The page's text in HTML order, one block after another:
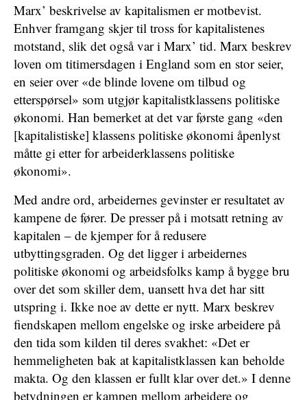
Marx’ beskrivelse av kapitalismen er motbevist.
Enhver framgang skjer til tross for kapitalistenes
motstand, slik det også var i Marx’ tid. Marx beskrev
loven om titimersdagen i England som en stor seier,
en seier over «de blinde lovene om tilbud og
etterspørsel» som utgjør kapitalistklassens politiske
økonomi. Han bemerket at det var første gang «den
[kapitalistiske] klassens politiske økonomi åpenlyst
måtte gi etter for arbeiderklassens politiske
økonomi».
Med andre ord, arbeidernes gevinster er resultatet av
kampene de fører. De presser på i motsatt retning av
kapitalen – de kjemper for å redusere
utbyttingsgraden. Og det ligger i arbeidernes
politiske økonomi og arbeidsfolks kamp å bygge bru
over det som skiller dem, uansett hva det har sitt
utspring i. Ikke noe av dette er nytt. Marx beskrev
fiendskapen mellom engelske og irske arbeidere på
den tida som kilden til deres svakhet: «Det er
hemmeligheten bak at kapitalistklassen kan beholde
makta. Og den klassen er fullt klar over det.» I denne
betydningen er kampen mellom arbeidere og